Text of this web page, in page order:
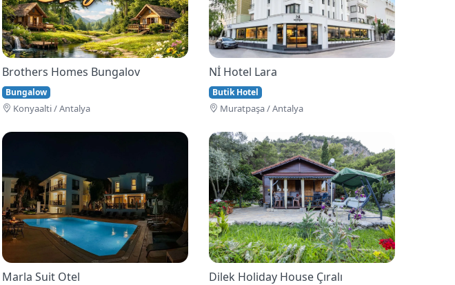
Brothers Homes Bungalov
Bungalow
Konyaalti / Antalya
Nİ Hotel Lara
Butik Hotel
Muratpaşa / Antalya
Marla Suit Otel Dilek Holiday House Çıralı